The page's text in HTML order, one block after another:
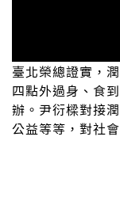
臺北榮總證實，
四點外過身、食
辦。尹衍樑對接
公益等等，對社